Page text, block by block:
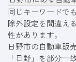
同じキーワードで
除外設定を間違え
性があります。
日野市の自動車販
「日野」を部分